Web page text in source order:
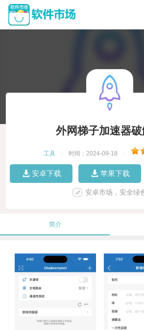
外网梯子加速器
工具 时间：2024-09-18
安卓下载 苹果下载
安卓市场，安全绿
简介